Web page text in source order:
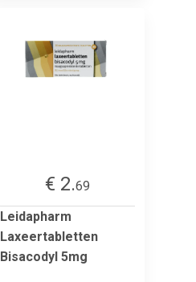
€ 2.69
Leidapharm
Laxeertabletten
Bisacodyl 5mg